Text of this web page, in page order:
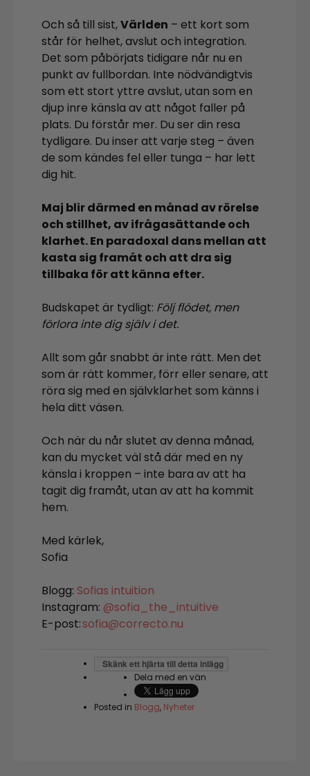
Och så till sist,Världen – ett kort som
står för helhet, avslut och integration.
Det som påbörjats tidigare når nu en
punkt av fullbordan. Inte nödvändigtvis
som ett stort yttre avslut, utan som en
djup inre känsla av att något faller på
plats. Du förstår mer. Du ser din resa
tydligare. Du inser att varje steg – även
de som kändes fel eller tunga – har lett
dig hit.
Maj blir därmed en månad av rörelse
och stillhet, av ifrågasättande och
klarhet. En paradoxal dans mellan att
kasta sig framåt och att dra sig
tillbaka för att känna efter.
Budskapet är tydligt: Följ flödet, men
förlora inte dig själv i det.
Allt som går snabbt är inte rätt. Men det
som är rätt kommer, förr eller senare, att
röra sig med en självklarhet som känns i
hela ditt väsen.
Och när du når slutet av denna månad,
kan du mycket väl stå där med en ny
känsla i kroppen – inte bara av att ha
tagit dig framåt, utan av att ha kommit
hem.
Med kärlek,
Sofia
Blogg: Sofias intuition
Instagram: @sofia_the_intuitive
E-post:sofia@correcto.nu
Skänk ett hjärta till detta inlägg
Dela med en vän
Posted in Blogg, Nyheter